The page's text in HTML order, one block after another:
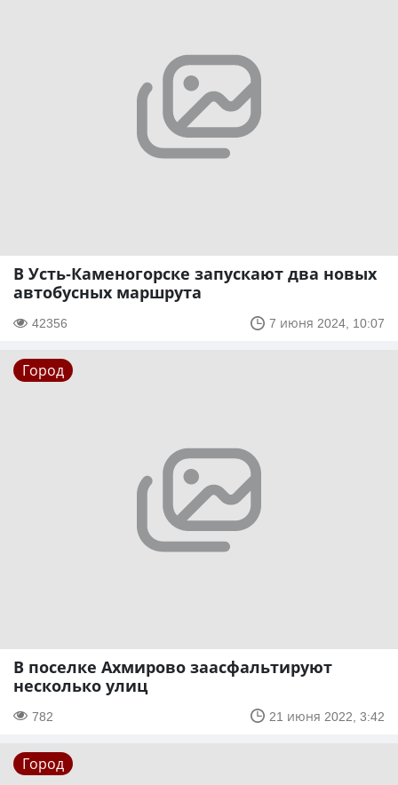
В Усть-Каменогорске запускают два новых
автобусных маршрута
42356 7 июня 2024, 10:07
Город
В поселке Ахмирово заасфальтируют
несколько улиц
782 21 июня 2022, 3:42
Город